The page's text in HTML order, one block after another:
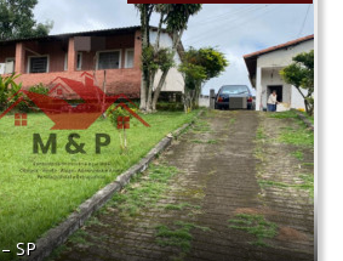
–SP